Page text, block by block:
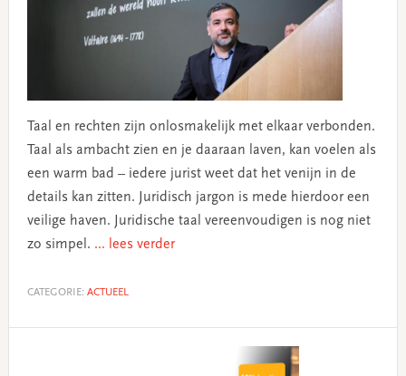
Taal en rechten zijn onlosmakelijk met elkaar verbonden.
Taal als ambacht zien en je daaraan laven, kan voelen als
een warm bad – iedere jurist weet dat het venijn in de
details kan zitten. Juridisch jargon is mede hierdoor een
veilige haven. Juridische taal vereenvoudigen is nog niet
zo simpel. ... lees verder
CATEGORIE: ACTUEEL